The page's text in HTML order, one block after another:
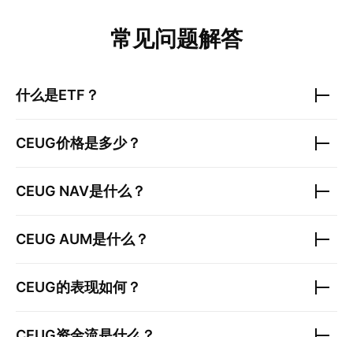
常见问题解答
什么是ETF？
CEUG价格是多少？
CEUG NAV是什么？
CEUG AUM是什么？
CEUG的表现如何？